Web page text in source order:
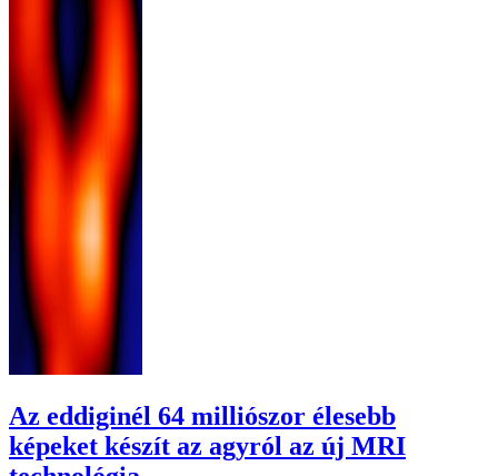
Az eddiginél 64 milliószor élesebb
képeket készít az agyról az új MRI